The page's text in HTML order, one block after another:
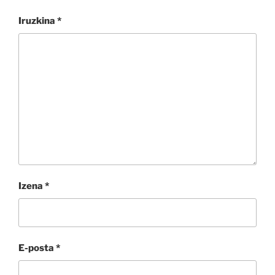
Iruzkina *
Izena *
E-posta *